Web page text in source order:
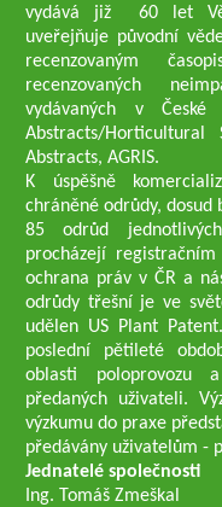
vydává již 60 let
uveřejňuje původní
recenzovaným
recenzovaných
vydávaných v
Abstracts/Horticultural
Abstracts, AGRIS.
K úspěšně
chráněné odrůdy,
85 odrůd
procházejí
ochrana práv v ČR a
odrůdy třešní je ve
udělen US Plant
poslední pětileté
oblasti poloprovozu
předaných uživateli.
výzkumu do praxe
předávány uživatelům -
Jednatelé společnosti
Ing. Tomáš Zmeškal